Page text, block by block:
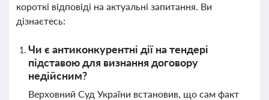
короткі відповіді на актуальні запитання. Ви
дізнаєтесь:
Чи є антиконкурентні дії на тендері
підставою для визнання договору
недійсним?
Верховний Суд України встановив, що сам факт